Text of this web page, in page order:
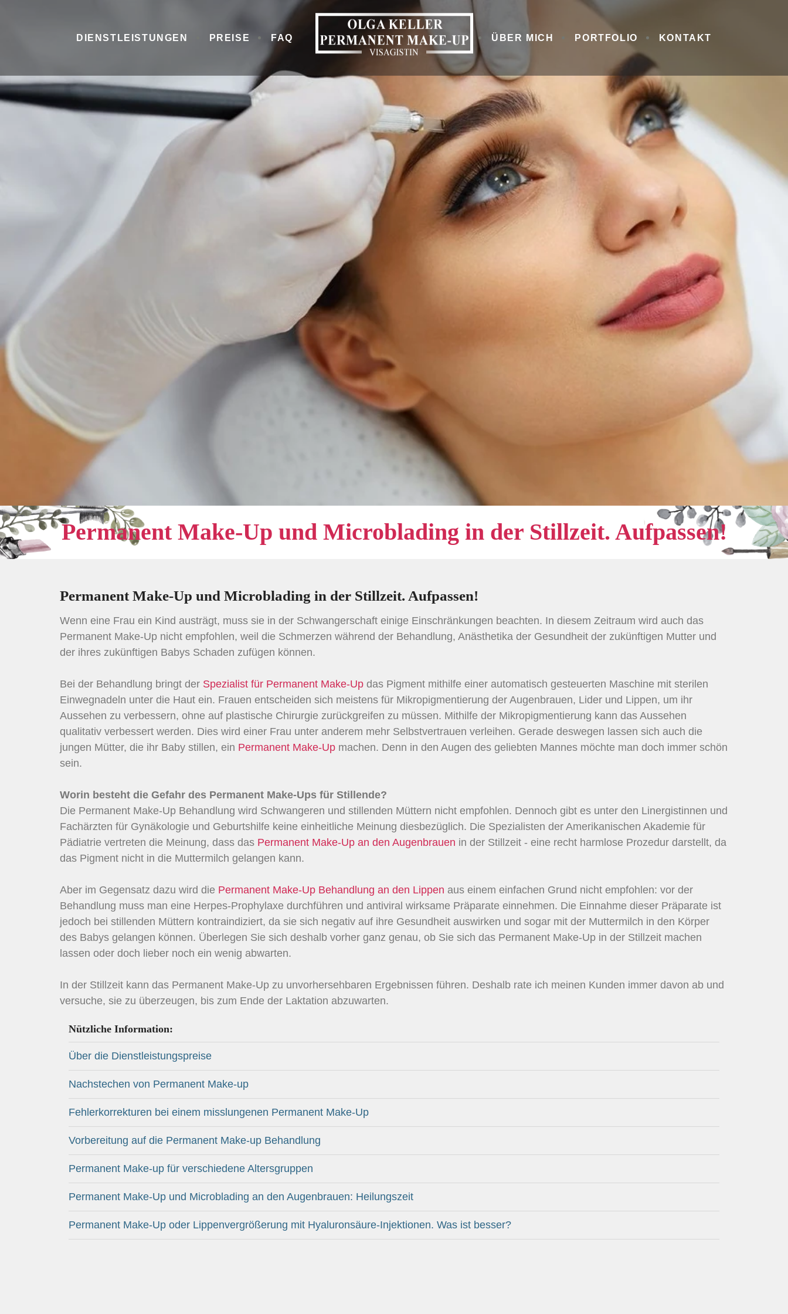
DIENSTLEISTUNGEN PREISE FAQ ÜBER MICH PORTFOLIO KONTAKT
Permanent Make-Up und Microblading in der Stillzeit. Aufpassen!
Permanent Make-Up und Microblading in der Stillzeit. Aufpassen!
Wenn eine Frau ein Kind austrägt, muss sie in der Schwangerschaft einige Einschränkungen beachten. In diesem Zeitraum wird auch das
Permanent Make-Up nicht empfohlen, weil die Schmerzen während der Behandlung, Anästhetika der Gesundheit der zukünftigen Mutter und
der ihres zukünftigen Babys Schaden zufügen können.
Bei der Behandlung bringt der Spezialist für Permanent Make-Up das Pigment mithilfe einer automatisch gesteuerten Maschine mit sterilen
Einwegnadeln unter die Haut ein. Frauen entscheiden sich meistens für Mikropigmentierung der Augenbrauen, Lider und Lippen, um ihr
Aussehen zu verbessern, ohne auf plastische Chirurgie zurückgreifen zu müssen. Mithilfe der Mikropigmentierung kann das Aussehen
qualitativ verbessert werden. Dies wird einer Frau unter anderem mehr Selbstvertrauen verleihen. Gerade deswegen lassen sich auch die
jungen Mütter, die ihr Baby stillen, ein Permanent Make-Up machen. Denn in den Augen des geliebten Mannes möchte man doch immer schön
sein.
Worin besteht die Gefahr des Permanent Make-Ups für Stillende?
Die Permanent Make-Up Behandlung wird Schwangeren und stillenden Müttern nicht empfohlen. Dennoch gibt es unter den Linergistinnen und
Fachärzten für Gynäkologie und Geburtshilfe keine einheitliche Meinung diesbezüglich. Die Spezialisten der Amerikanischen Akademie für
Pädiatrie vertreten die Meinung, dass das Permanent Make-Up an den Augenbrauen in der Stillzeit - eine recht harmlose Prozedur darstellt, da
das Pigment nicht in die Muttermilch gelangen kann.
Aber im Gegensatz dazu wird die Permanent Make-Up Behandlung an den Lippen aus einem einfachen Grund nicht empfohlen: vor der
Behandlung muss man eine Herpes-Prophylaxe durchführen und antiviral wirksame Präparate einnehmen. Die Einnahme dieser Präparate ist
jedoch bei stillenden Müttern kontraindiziert, da sie sich negativ auf ihre Gesundheit auswirken und sogar mit der Muttermilch in den Körper
des Babys gelangen können. Überlegen Sie sich deshalb vorher ganz genau, ob Sie sich das Permanent Make-Up in der Stillzeit machen
lassen oder doch lieber noch ein wenig abwarten.
In der Stillzeit kann das Permanent Make-Up zu unvorhersehbaren Ergebnissen führen. Deshalb rate ich meinen Kunden immer davon ab und
versuche, sie zu überzeugen, bis zum Ende der Laktation abzuwarten.
Nützliche Information:
Über die Dienstleistungspreise
Nachstechen von Permanent Make-up
Fehlerkorrekturen bei einem misslungenen Permanent Make-Up
Vorbereitung auf die Permanent Make-up Behandlung
Permanent Make-up für verschiedene Altersgruppen
Permanent Make-Up und Microblading an den Augenbrauen: Heilungszeit
Permanent Make-Up oder Lippenvergrößerung mit Hyaluronsäure-Injektionen. Was ist besser?